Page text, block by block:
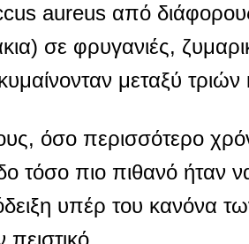
aureus από
σε φρυγανιές,
μεταξύ τριών
όσο περισσότερο
τόσο πιο πιθανό ήταν
υπέρ του κανόνα